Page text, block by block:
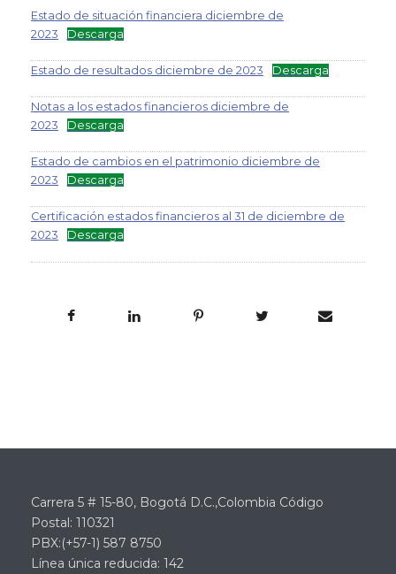
Estado de situación financiera diciembre de
2023
Descarga
Estado de resultados diciembre de 2023 Descarga
Notas a los estados financieros diciembre de
2023
Descarga
Estado de cambios en el patrimonio diciembre de
2023
Descarga
Certificación estados financieros al 31 de diciembre de
2023
Descarga
Carrera 5 # 15-80, Bogotá D.C.,Colombia Código
Postal: 110321
PBX:(+57-1) 587 8750
Línea única reducida: 142